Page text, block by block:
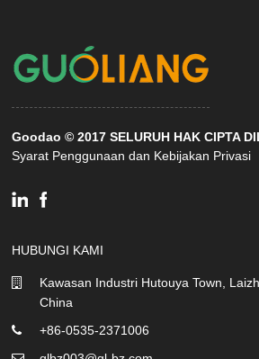
Goodao © 2017 SELURUH HAK CIPTA
Syarat Penggunaan dan Kebijakan Privasi
HUBUNGI KAMI
Kawasan Industri Hutouya Town,
China
+86-0535-2371006